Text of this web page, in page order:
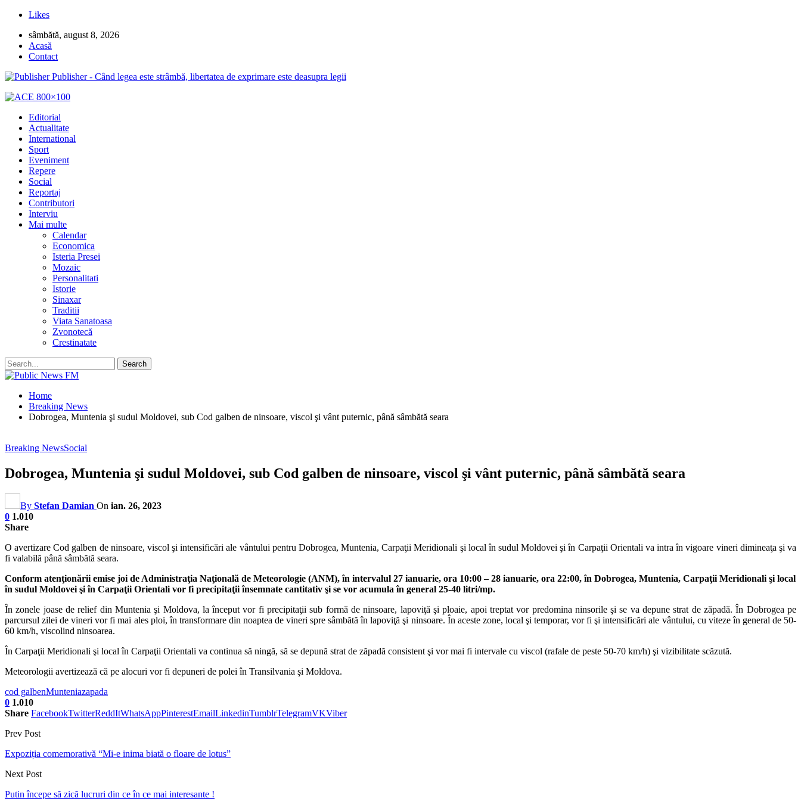
Likes
sâmbătă, august 8, 2026
Acasă
Contact
Publisher - Când legea este strâmbă, libertatea de exprimare este deasupra legii
Editorial
Actualitate
International
Sport
Eveniment
Repere
Social
Reportaj
Contributori
Interviu
Mai multe
Calendar
Economica
Isteria Presei
Mozaic
Personalitati
Istorie
Sinaxar
Traditii
Viata Sanatoasa
Zvonotecă
Crestinatate
Home
Breaking News
Dobrogea, Muntenia şi sudul Moldovei, sub Cod galben de ninsoare, viscol şi vânt puternic, până sâmbătă seara
Breaking NewsSocial
Dobrogea, Muntenia şi sudul Moldovei, sub Cod galben de ninsoare, viscol şi vânt puternic, până sâmbătă seara
By Stefan Damian On ian. 26, 2023
0 1.010
Share
O avertizare Cod galben de ninsoare, viscol şi intensificări ale vântului pentru Dobrogea, Muntenia, Carpaţii Meridionali şi local în sudul Moldovei şi în Carpaţii Orientali va intra în vigoare vineri dimineaţa şi va
fi valabilă până sâmbătă seara.
Conform atenţionării emise joi de Administraţia Naţională de Meteorologie (ANM), în intervalul 27 ianuarie, ora 10:00 – 28 ianuarie, ora 22:00, în Dobrogea, Muntenia, Carpaţii Meridionali şi local
în sudul Moldovei şi în Carpaţii Orientali vor fi precipitaţii însemnate cantitativ şi se vor acumula în general 25-40 litri/mp.
În zonele joase de relief din Muntenia şi Moldova, la început vor fi precipitaţii sub formă de ninsoare, lapoviţă şi ploaie, apoi treptat vor predomina ninsorile şi se va depune strat de zăpadă. În Dobrogea pe
parcursul zilei de vineri vor fi mai ales ploi, în transformare din noaptea de vineri spre sâmbătă în lapoviţă şi ninsoare. În aceste zone, local şi temporar, vor fi şi intensificări ale vântului, cu viteze în general de 50-
60 km/h, viscolind ninsoarea.
În Carpaţii Meridionali şi local în Carpaţii Orientali va continua să ningă, să se depună strat de zăpadă consistent şi vor mai fi intervale cu viscol (rafale de peste 50-70 km/h) şi vizibilitate scăzută.
Meteorologii avertizează că pe alocuri vor fi depuneri de polei în Transilvania şi Moldova.
cod galbenMunteniazapada
0 1.010
Share FacebookTwitterReddItWhatsAppPinterestEmailLinkedinTumblrTelegramVKViber
Prev Post
Expoziția comemorativă “Mi-e inima biată o floare de lotus”
Next Post
Putin începe să zică lucruri din ce în ce mai interesante !